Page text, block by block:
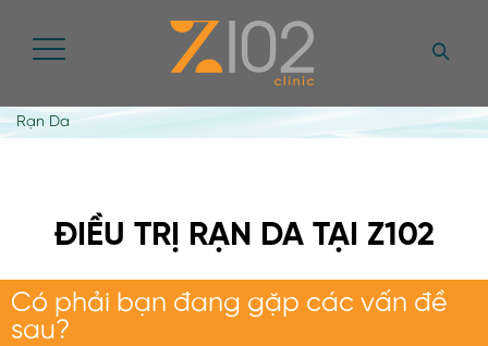
Rạn Da
ĐIỀU TRỊ RẠN DA TẠI Z102
Có phải bạn đang gặp các vấn đề
sau?